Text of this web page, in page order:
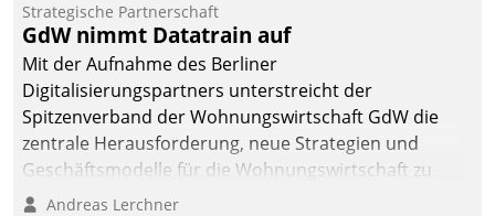
gemeinsam mit der Berliner Datatrain GmbH den
Teilprozess der Objektsanierung digitalisiert.
Strategische Partnerschaft
GdW nimmt Datatrain auf
Mit der Aufnahme des Berliner
Digitalisierungspartners unterstreicht der
Spitzenverband der Wohnungswirtschaft GdW die
zentrale Herausforderung, neue Strategien und
Geschäftsmodelle für die Wohnungswirtschaft zu
entwickeln.
Andreas Lerchner